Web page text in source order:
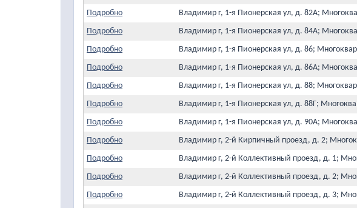
Подробно
Владимир г, 1-я Пионерская ул, д. 82А;
Подробно
Владимир г, 1-я Пионерская ул, д. 84А;
Подробно
Владимир г, 1-я Пионерская ул, д. 86;
Подробно
Владимир г, 1-я Пионерская ул, д. 86А;
Подробно
Владимир г, 1-я Пионерская ул, д. 88;
Подробно
Владимир г, 1-я Пионерская ул, д. 88Г;
Подробно
Владимир г, 1-я Пионерская ул, д. 90А;
Подробно
Владимир г, 2-й Кирпичный проезд, д. 2;
Подробно
Владимир г, 2-й Коллективный проезд, д. 1;
Подробно
Владимир г, 2-й Коллективный проезд, д. 2;
Подробно
Владимир г, 2-й Коллективный проезд, д. 3;